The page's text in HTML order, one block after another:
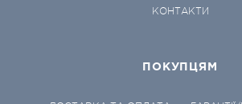
КОНТАКТИ
ПОКУПЦЯМ